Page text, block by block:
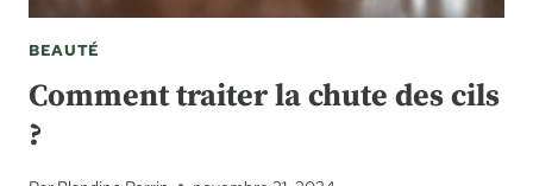
BEAUTÉ
Comment traiter la chute des cils
?